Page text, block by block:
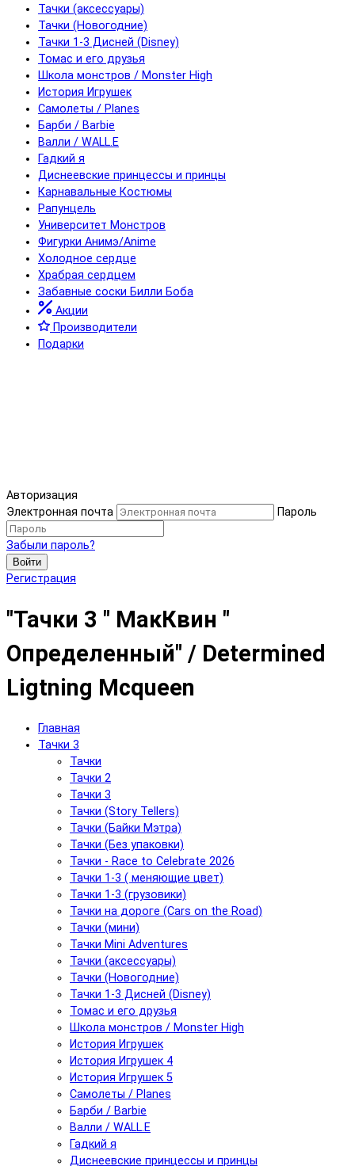
Тачки (аксессуары)
Тачки (Новогодние)
Тачки 1-3 Дисней (Disney)
Томас и его друзья
Школа монстров / Monster High
История Игрушек
Самолеты / Planes
Барби / Barbie
Валли / WALL.E
Гадкий я
Диснеевские принцессы и принцы
Карнавальные Костюмы
Рапунцель
Университет Монстров
Фигурки Анимэ/Anime
Холодное сердце
Храбрая сердцем
Забавные соски Билли Боба
Акции
Производители
Подарки
Авторизация
Электронная почта
Пароль
Забыли пароль?
Войти
Регистрация
"Тачки 3 " МакКвин "
Определенный" / Determined
Ligtning Mcqueen
Главная
Тачки 3
Тачки
Тачки 2
Тачки 3
Тачки (Story Tellers)
Тачки (Байки Мэтра)
Тачки (Без упаковки)
Тачки - Race to Celebrate 2026
Тачки 1-3 ( меняющие цвет)
Тачки 1-3 (грузовики)
Тачки на дороге (Cars on the Road)
Тачки (мини)
Тачки Mini Adventures
Тачки (аксессуары)
Тачки (Новогодние)
Тачки 1-3 Дисней (Disney)
Томас и его друзья
Школа монстров / Monster High
История Игрушек
История Игрушек 4
История Игрушек 5
Самолеты / Planes
Барби / Barbie
Валли / WALL.E
Гадкий я
Диснеевские принцессы и принцы